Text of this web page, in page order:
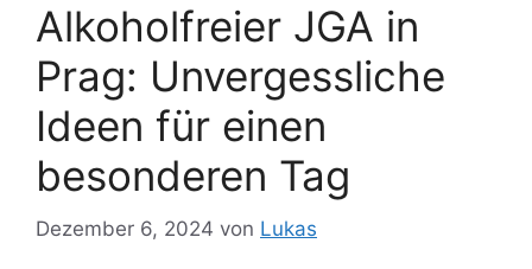
Alkoholfreier JGA in
Prag: Unvergessliche
Ideen für einen
besonderen Tag
Dezember 6, 2024 von Lukas